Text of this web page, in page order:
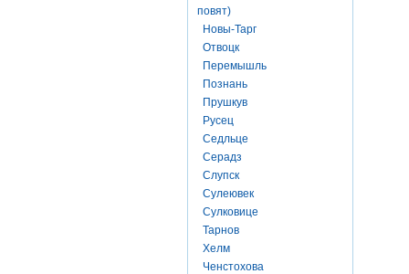
повят)
Новы-Тарг
Отвоцк
Перемышль
Познань
Прушкув
Русец
Седльце
Серадз
Слупск
Сулеювек
Сулковице
Тарнов
Хелм
Ченстохова